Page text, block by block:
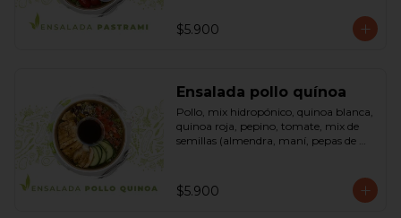
(vinagre de vino blanco, azúcar,
mostaza). Bowl.
$5.900
Ensalada pollo quínoa
Pollo, mix hidropónico, quinoa blanca,
quinoa roja, pepino, tomate, mix de
semillas (almendra, maní, pepas de
mostaza (salsa de soya, azúcar, limón,
aceite de sésamo y mostaza). Bowl.
$5.900